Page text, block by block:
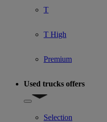
T
T High
Premium
Used trucks offers
Show submenu for Used
Selection